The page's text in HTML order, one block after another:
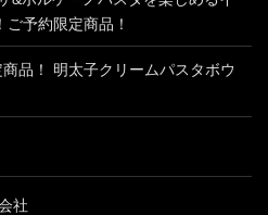
予約限定商品！
品！ 明太子クリームパスタボウ
社